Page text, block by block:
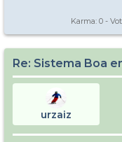
Karma: 0 -
Re: Sistema Boa
urzaiz